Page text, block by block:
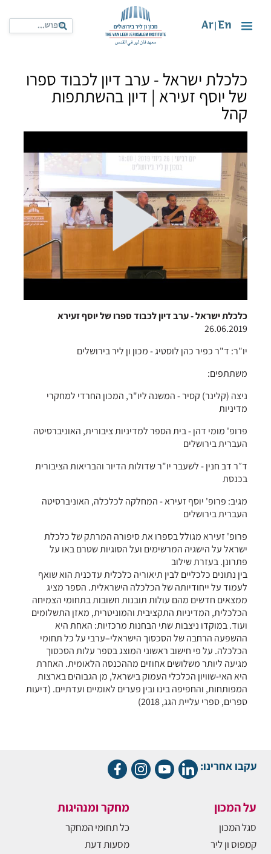
En
Ar
כלכלת ישראל - ערב דיון לכבוד ספרו
של יוסף זעירא | דיון בהשתתפות
קהל
כלכלת ישראל - ערב דיון לכבוד ספרו של יוסף זעירא
26.06.2019
יו"ר: ד"ר כפיר כהן לוסטיג - מכון ון ליר בירושלים
משתתפים:
ניצה (קלינר) קסיר - המשנה ליו"ר, המכון החרדי למחקרי
מדיניות
פרופ' מומי דהן - בית הספר למדיניות ציבורית, האוניברסיטה
העברית בירושלים
ד״ר דב חנין - לשעבר יו"ר שדולות הדיור והבריאות הציבורית
בכנסת
מגיב: פרופ' יוסף זעירא - המחלקה לכלכלה, האוניברסיטה
העברית בירושלים
פרופ' זעירא מגולל בספרו את סיפורה המרתק של כלכלת
ישראל על הישגיה המרשימים ועל הסוגיות שטרם באו על
פתרונן. בעזרת שילוב
בין נתונים כלכליים לבין תיאוריה כלכלית עדכנית הוא שואף
לעמוד על ייחודיותה של הכלכלה הישראלית. הספר מציג
ממצאים חדשים מהם עולות תובנות חשובות בתחומי הצמיחה
הכלכלית, המדיניות התקציבית והמוניטרית, מאזן התשלומים
ועוד. במוקדו ניצבות שתי הבחנות מרכזיות: האחת היא
ההשפעה הרחבה של הסכסוך הישראלי–ערבי על כל תחומי
הכלכלה. על פי חישוב ראשוני המוצג בספר עלות הסכסוך
מגיעה ליותר משלושים אחוזים מההכנסה הלאומית. האחרת
היא האי-שוויון הכלכלי העמוק בישראל, מן הגבוהים בארצות
המפותחות, והחפיפה בינו ובין פערים לאומיים ועדתיים. (דיעות
ספרים, ספרי עליית הגג, 2018)
עקבו אחרינו:
על המכון
סגל המכון
קמפוס ון ליר
מחקר ומנהיגות
כל תחומי המחקר
מסעות דעת